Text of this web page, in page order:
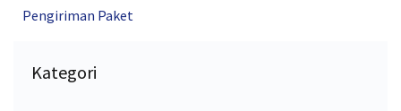
Pengiriman Paket
Kategori